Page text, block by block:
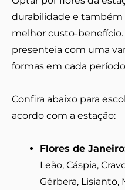
durabilidade e
melhor custo-benefício.
presenteia com uma
formas em cada
Confira abaixo para
acordo com a estação:
Flores de
Leão, Cáspia,
Gérbera, Lisianto,